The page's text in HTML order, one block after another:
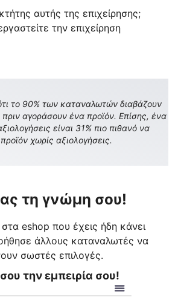
αυτής της επιχείρησης;
την επιχείρηση
το 90% των καταναλωτών διαβάζουν
πριν αγοράσουν ένα προϊόν. Επίσης, ένα
είναι 31% πιο πιθανό να
χωρίς αξιολογήσεις.
τη γνώμη σου!
στα eshop που έχεις ήδη κάνει
άλλους καταναλωτές να
σωστές επιλογές.
την εμπειρία σου!